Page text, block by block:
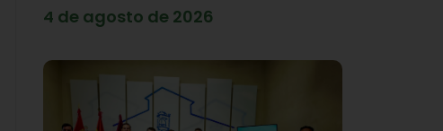
4 de agosto de 2026